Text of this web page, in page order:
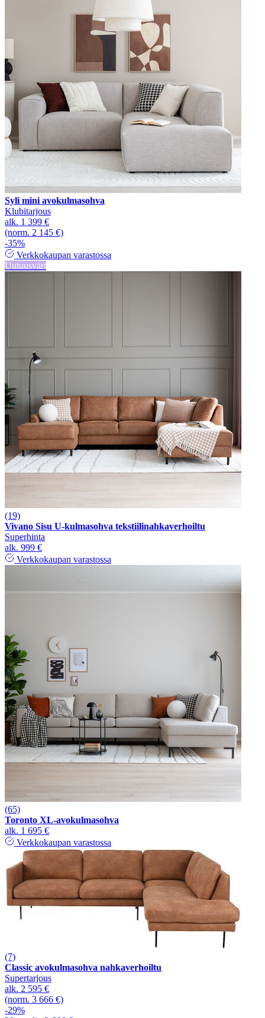
Syli mini avokulmasohva
Klubitarjous
alk. 1 399 €
(norm. 2 145 €)
-35%
Verkkokaupan varastossa
Uutuusväri
(19)
Vivano Sisu U-kulmasohva tekstiilinahkaverhoiltu
Superhinta
alk. 999 €
Verkkokaupan varastossa
(65)
Toronto XL-avokulmasohva
alk. 1 695 €
Verkkokaupan varastossa
(7)
Classic avokulmasohva nahkaverhoiltu
Supertarjous
alk. 2 595 €
(norm. 3 666 €)
-29%